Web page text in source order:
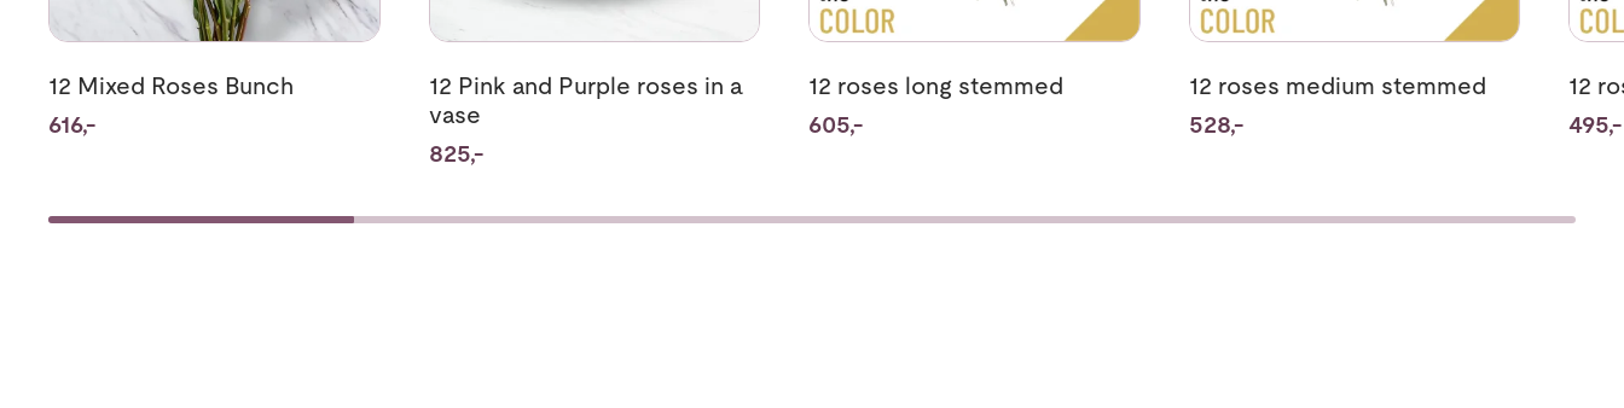
12 Mixed Roses Bunch
616,-
12 Pink and Purple roses in a
vase
825,-
12 roses long stemmed
605,-
12 roses medium stemmed
528,-
12
495,-